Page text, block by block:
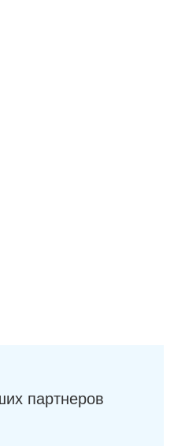
партнеров